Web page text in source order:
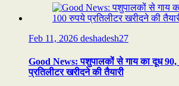
Feb 11, 2026 deshadesh27
Good News: पशुपालकों से गाय का दूध
प्रतिलीटर खरीदने की तैयारी